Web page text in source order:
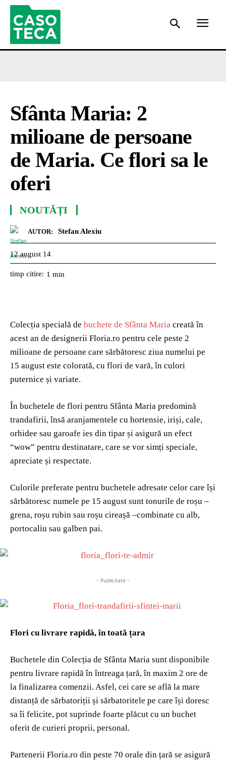
Sfânta Maria: 2
milioane de persoane
de Maria. Ce flori sa le
oferi
NOUTĂȚI
AUTOR: Stefan Alexiu
12 august 14
timp citire: 1 min
Colecția specială de buchete de Sfânta Maria creată în
acest an de designerii Floria.ro pentru cele peste 2
milioane de persoane care sărbătoresc ziua numelui pe
15 august este colorată, cu flori de vară, în culori
puternice și variate.
În buchetele de flori pentru Sfânta Maria predomină
trandafirii, însă aranjamentele cu hortensie, iriși, cale,
orhidee sau garoafe ies din tipar și asigură un efect
“wow” pentru destinatare, care se vor simți speciale,
apreciate și respectate.
Culorile preferate pentru buchetele adresate celor care își
sărbătoresc numele pe 15 august sunt tonurile de roșu –
grena, roșu rubin sau roșu cireașă –combinate cu alb,
portocaliu sau galben pai.
- Publicitate -
Flori cu livrare rapidă, în toată țara
Buchetele din Colecția de Sfânta Maria sunt disponibile
pentru livrare rapidă în întreaga țară, în maxim 2 ore de
la finalizarea comenzii. Asfel, cei care se află la mare
distanță de sărbatoriții și sărbatoritele pe care își doresc
sa îi felicite, pot suprinde foarte plăcut cu un buchet
oferit de curieri proprii, personal.
Partenerii Floria.ro din peste 70 orale din țară se asigură